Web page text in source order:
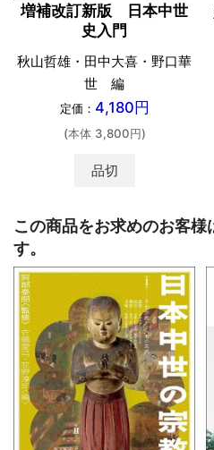
増補改訂新版 日本中世
史入門
秋山哲雄・田中大喜・野口華
世 編
定価： 4,180円
(本体 3,800円)
品切
この商品をお求めのお客
す。